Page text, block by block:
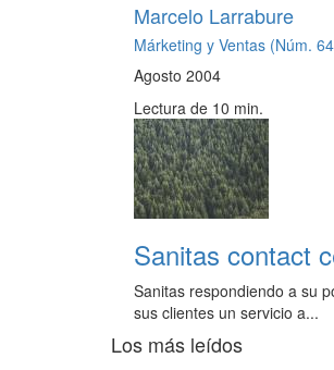
Marcelo Larrabure
Márketing y Ventas (Núm.
Agosto 2004
Lectura de 10 min.
Sanitas contact
Sanitas respondiendo a su
sus clientes un servicio a...
Los más leídos